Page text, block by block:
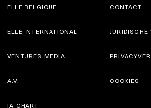
ELLE BELGIQUE CONTACT
ELLE INTERNATIONAL
VENTURES MEDIA
JURIDISCHE
A.V.
IA CHART
COOKIES